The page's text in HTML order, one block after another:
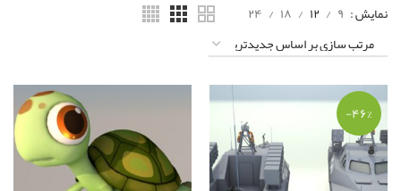
نمایش ۹ ۱۲ ۱۸ ۲۴
-۴۶%